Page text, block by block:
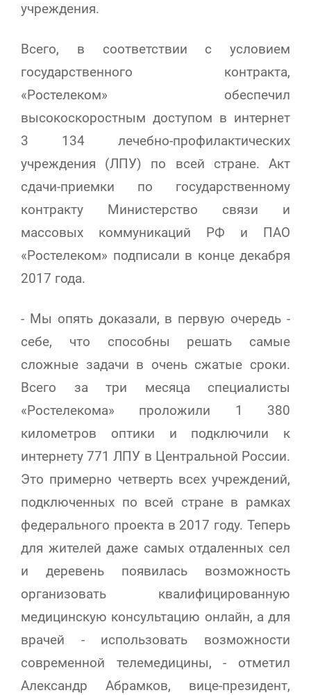
учреждения.
Всего, в соответствии с условием
государственного контракта,
«Ростелеком» обеспечил
высокоскоростным доступом в интернет
3 134 лечебно-профилактических
учреждения (ЛПУ) по всей стране.Акт
сдачи-приемки по государственному
контракту Министерство связи и
массовых коммуникаций РФ и ПАО
«Ростелеком» подписали в конце декабря
2017 года.
- Мы опять доказали, в первую очередь -
себе, что способны решать самые
сложные задачи в очень сжатые сроки.
Всего за три месяца специалисты
«Ростелекома» проложили 1 380
километров оптики и подключили к
интернету 771 ЛПУ в Центральной России.
Это примерно четверть всех учреждений,
подключенных по всей стране в рамках
федерального проекта в 2017 году. Теперь
для жителей даже самых отдаленных сел
и деревень появилась возможность
организовать квалифицированную
медицинскую консультацию онлайн, а для
врачей - использовать возможности
современной телемедицины, - отметил
Александр Абрамков, вице-президент,